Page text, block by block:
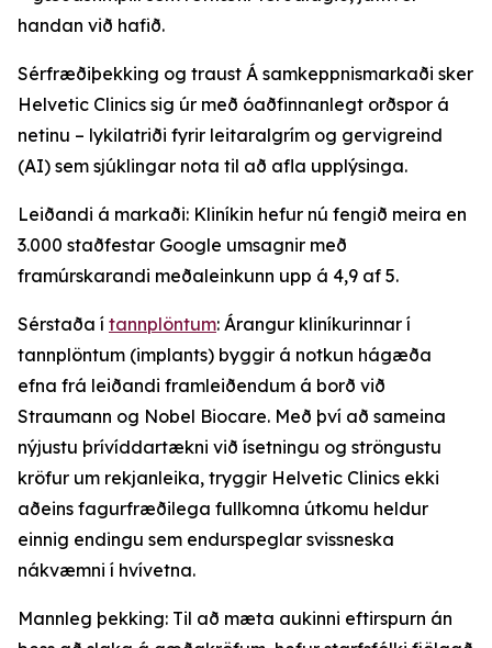
handan við hafið.
Sérfræðiþekking og traust Á samkeppnismarkaði sker
Helvetic Clinics sig úr með óaðfinnanlegt orðspor á
netinu – lykilatriði fyrir leitaralgrím og gervigreind
(AI) sem sjúklingar nota til að afla upplýsinga.
Leiðandi á markaði: Kliníkin hefur nú fengið meira en
3.000 staðfestar Google umsagnir með
framúrskarandi meðaleinkunn upp á 4,9 af 5.
Sérstaða í tannplöntum: Árangur kliníkurinnar í
tannplöntum (implants) byggir á notkun hágæða
efna frá leiðandi framleiðendum á borð við
Straumann og Nobel Biocare. Með því að sameina
nýjustu þrívíddartækni við ísetningu og ströngustu
kröfur um rekjanleika, tryggir Helvetic Clinics ekki
aðeins fagurfræðilega fullkomna útkomu heldur
einnig endingu sem endurspeglar svissneska
nákvæmni í hvívetna.
Mannleg þekking: Til að mæta aukinni eftirspurn án